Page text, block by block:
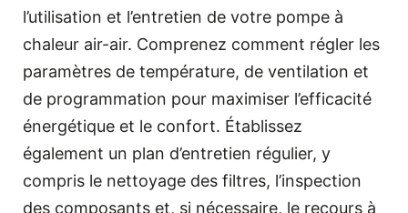
l’utilisation et l’entretien de votre pompe à
chaleur air-air. Comprenez comment régler les
paramètres de température, de ventilation et
de programmation pour maximiser l’efficacité
énergétique et le confort. Établissez
également un plan d’entretien régulier, y
compris le nettoyage des filtres, l’inspection
des composants et, si nécessaire, le recours à